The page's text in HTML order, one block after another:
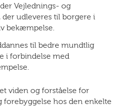
Vejlednings- og
der udleveres til borgere i
bekæmpelse.
til bedre mundtlig
i forbindelse med
viden og forståelse for
hos den enkelte